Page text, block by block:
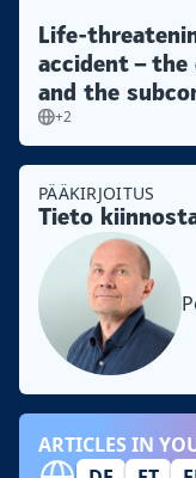
Life-
accident –
and the
+2
PÄÄKIRJOITUS
Tieto
ARTICLES IN